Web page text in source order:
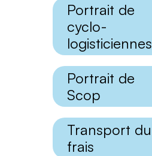
Portrait de
cyclo-
logisticiennes
Portrait de
Scop
Transport du
frais